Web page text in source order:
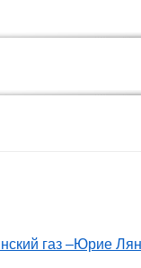
газ –Юрие